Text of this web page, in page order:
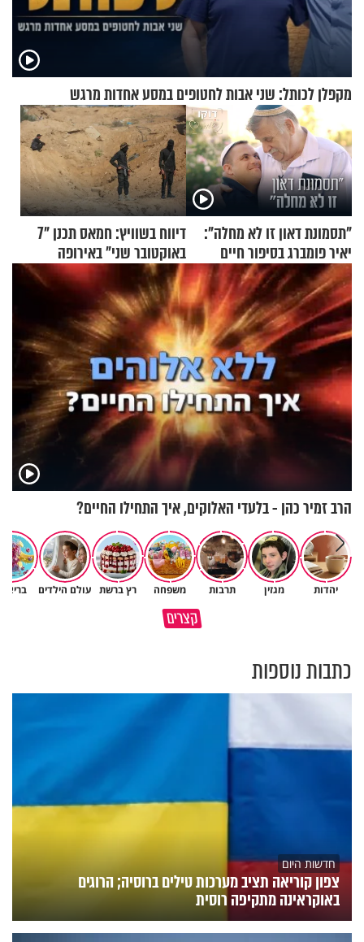
מקפלן לכותל: שני אבות לחטופים במסע אחדות מרגש
"תסמונת דאון זו לא מחלה":
יאיר פומברג בסיפור חיים
מעורר השראה
דיווח בשוויץ: חמאס תכנן "7
באוקטובר שני" באירופה
הרב זמיר כהן - בלעדי האלוקים, איך התחילו החיים?
יהדות מגזין תרבות משפחה רץ ברשת עולם הילדים
קצרים
השכבה הקפואה ששומרת עלינו
כתבות נוספות
חדשות היום
צפון קוריאה תציב מערכות טילים ברוסיה; הרוגים
באוקראינה מתקיפה רוסית